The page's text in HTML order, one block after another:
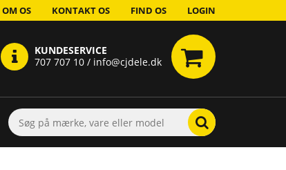
OM OS KONTAKT OS FIND OS LOGIN
KUNDESERVICE
707 707 10 / info@cjdele.dk